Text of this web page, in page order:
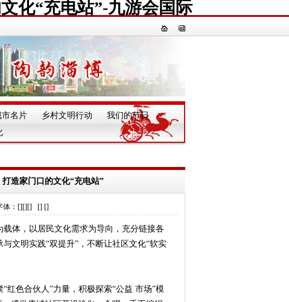
化“充电站”-九游会国际
市名片 乡村文明行动 我们的节日 一
造家门口的文化“充电站”
体：[][][] [] []
体，以居民文化需求为导向，充分链接各
文明实践“双提升”，不断让社区文化“软实
色合伙人”力量，积极探索“公益 市场”模